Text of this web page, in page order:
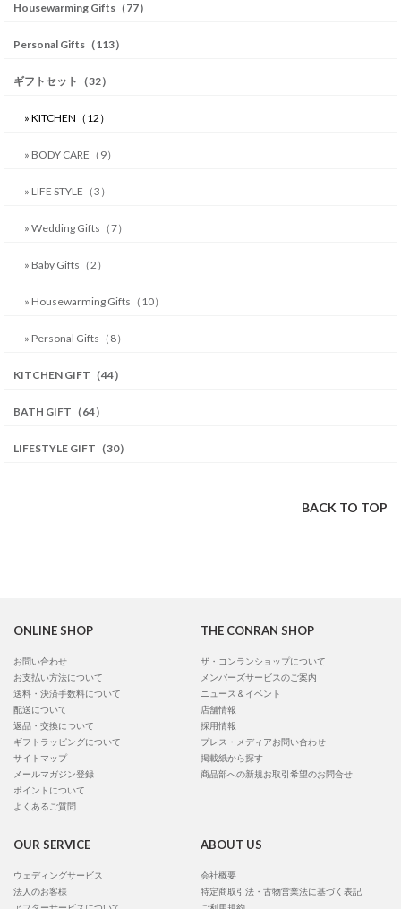
Housewarming Gifts（77）
Personal Gifts（113）
ギフトセット（32）
» KITCHEN（12）
» BODY CARE（9）
» LIFE STYLE（3）
» Wedding Gifts（7）
» Baby Gifts（2）
» Housewarming Gifts（10）
» Personal Gifts（8）
KITCHEN GIFT（44）
BATH GIFT（64）
LIFESTYLE GIFT（30）
BACK TO TOP
ONLINE SHOP
お問い合わせ
お支払い方法について
送料・決済手数料について
配送について
返品・交換について
ギフトラッピングについて
サイトマップ
メールマガジン登録
ポイントについて
よくあるご質問
THE CONRAN SHOP
ザ・コンランショップについて
メンバーズサービスのご案内
ニュース＆イベント
店舗情報
採用情報
プレス・メディアお問い合わせ
掲載紙から探す
商品部への新規お取引希望のお問合せ
OUR SERVICE
ウェディングサービス
法人のお客様
ABOUT US
会社概要
特定商取引法・古物営業法に基づく表記